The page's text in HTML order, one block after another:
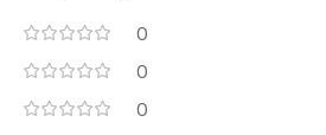
0
0
0